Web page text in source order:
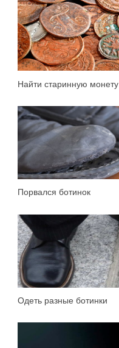
Найти старинную монету
Порвался ботинок
Одеть разные ботинки